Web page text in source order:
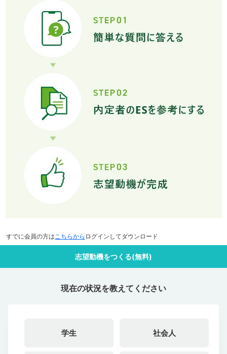
すでに会員の方はこちらから ログインしてダウンロード
志望動機をつくる(無料)
現在の状況を教えてください
学生 社会人